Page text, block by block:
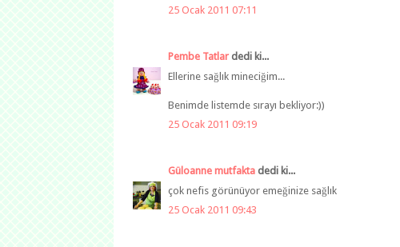
25 Ocak 2011 07:11
Pembe Tatlar dedi ki...
Ellerine sağlık mineciğim...
Benimde listemde sırayı bekliyor:))
25 Ocak 2011 09:19
Güloanne mutfakta dedi ki...
çok nefis görünüyor emeğinize sağlık
25 Ocak 2011 09:43